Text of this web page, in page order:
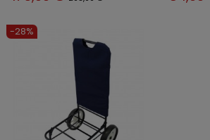
-28%